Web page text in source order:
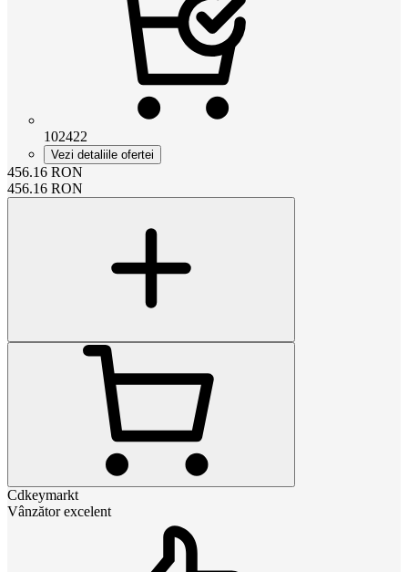
102422
Vezi detaliile ofertei
456.16 RON
456.16 RON
Cdkeymarkt
Vânzător excelent